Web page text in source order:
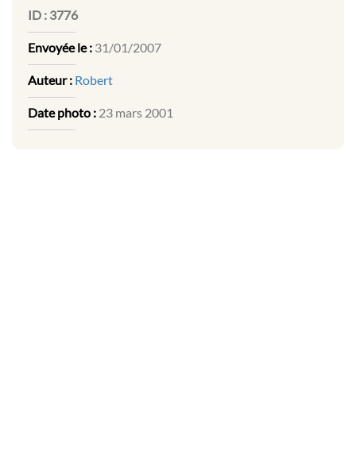
ID : 3776
Envoyée le : 31/01/2007
Auteur : Robert
Date photo : 23 mars 2001